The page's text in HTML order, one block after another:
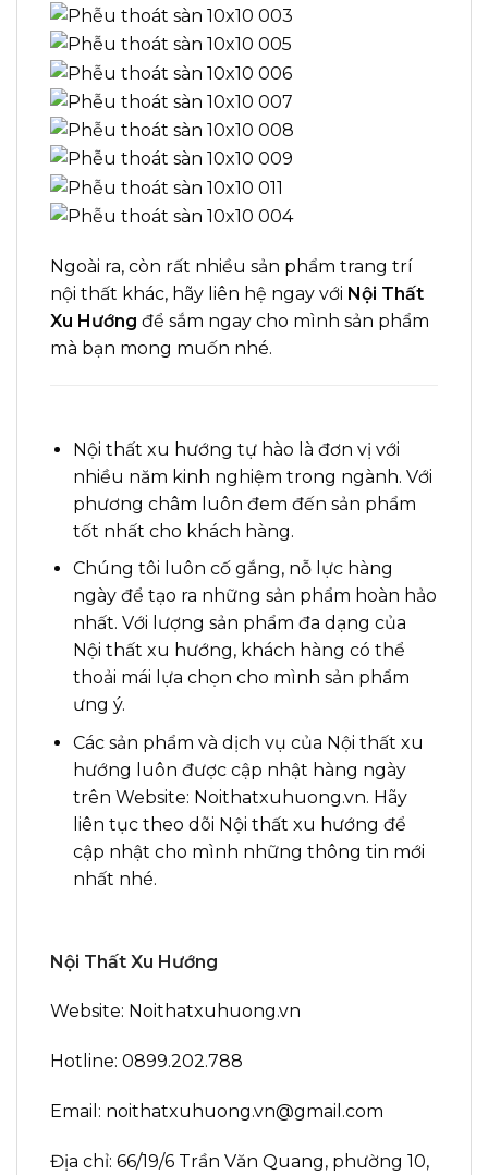
Ngoài ra, còn rất nhiều sản phẩm trang trí
nội thất khác, hãy liên hệ ngay với Nội Thất
Xu Hướng để sắm ngay cho mình sản phẩm
mà bạn mong muốn nhé.
Nội thất xu hướng tự hào là đơn vị với
nhiều năm kinh nghiệm trong ngành. Với
phương châm luôn đem đến sản phẩm
tốt nhất cho khách hàng.
Chúng tôi luôn cố gắng, nỗ lực hàng
ngày để tạo ra những sản phẩm hoàn hảo
nhất. Với lượng sản phẩm đa dạng của
Nội thất xu hướng, khách hàng có thể
thoải mái lựa chọn cho mình sản phẩm
ưng ý.
Các sản phẩm và dịch vụ của Nội thất xu
hướng luôn được cập nhật hàng ngày
trên Website: Noithatxuhuong.vn. Hãy
liên tục theo dõi Nội thất xu hướng để
cập nhật cho mình những thông tin mới
nhất nhé.
Nội Thất Xu Hướng
Website: Noithatxuhuong.vn
Hotline: 0899.202.788
Email: noithatxuhuong.vn@gmail.com
Địa chỉ: 66/19/6 Trần Văn Quang, phường 10,